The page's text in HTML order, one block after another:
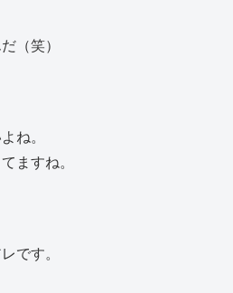
（笑）
ね。
ますね。
です。